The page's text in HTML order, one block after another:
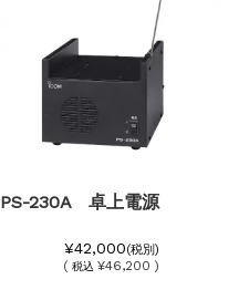
PS-230A 卓上電源
¥42,000(税別)
(税込 ¥46,200 )